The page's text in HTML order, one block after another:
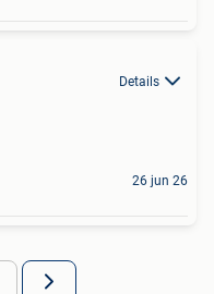
Details
26 jun 26